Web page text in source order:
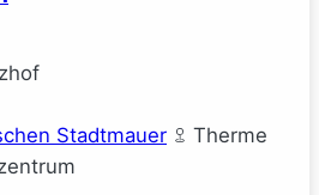
Stadtmauer
Therme